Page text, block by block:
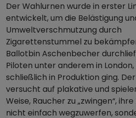
Der Wahlurnen wurde in erster
entwickelt, um die Belästigung
Umweltverschmutzung durch
Zigarettenstummel zu
Ballotbin Aschenbecher
Piloten unter anderem in
schließlich in Produktion ging.
versucht auf plakative und
Weise, Raucher zu „zwingen“,
nicht einfach wegzuwerfen,